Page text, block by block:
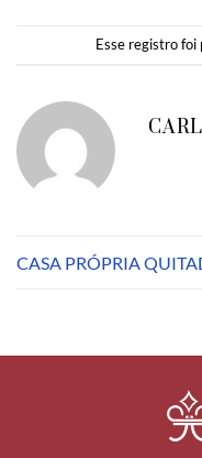
Esse registro foi
CASA PRÓPRIA